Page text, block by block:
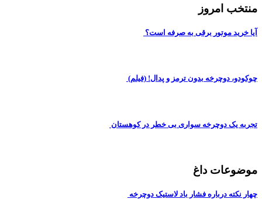
منتخب امروز
آیا خرید موتور برقی به صرفه است؟
چوکودو، دوچرخه بدون ترمز و پدال! (فیلم)
تجربه یک دوچرخه سواری بی خطر در کوهستان
موضوعات داغ
چهار نکته درباره فشار باد لاستیک دوچرخه